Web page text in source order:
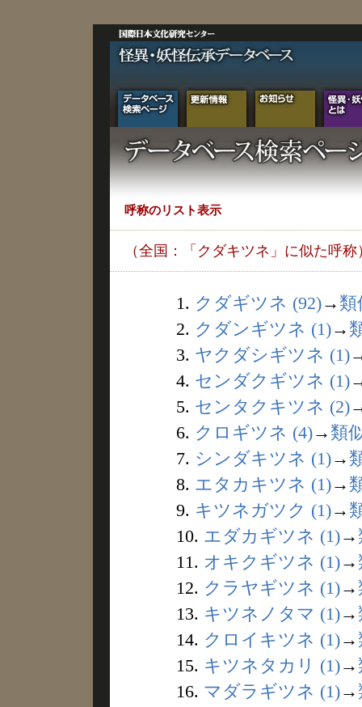
呼称のリスト表示
（全国：「クダキツネ」に似た呼称
1. クダギツネ (92)→ 類
2. クダンギツネ (1)→
3. ヤクダシギツネ (1)
4. センダクギツネ (1)
5. センタクキツネ (2)
6. クロギツネ (4)→ 類
7. シンダキツネ (1)→
8. エタカキツネ (1)→
9. キツネガツク (1)→
10. エダカギツネ (1)→
11. オキクギツネ (1)→
12. クラヤギツネ (1)→
13. キツネノタマ (1)→
14. クロイキツネ (1)→
15. キツネタカリ (1)→
16. マダラギツネ (1)→